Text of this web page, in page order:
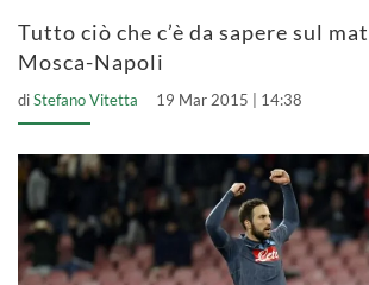
Tutto ciò che c’è da sapere sul
Mosca-Napoli
diStefano Vitetta 19 Mar 2015 | 14:38